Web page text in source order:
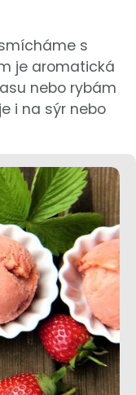
s
je aromatická
nebo rybám
i na sýr nebo